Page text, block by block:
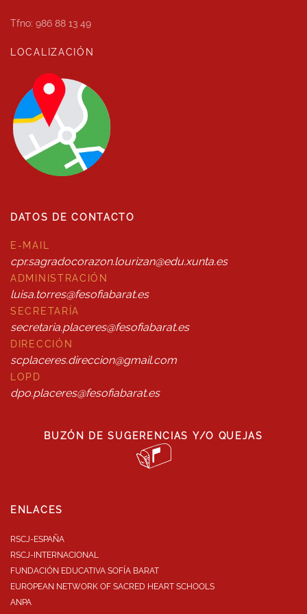
Tfno: 986 88 13 49
LOCALIZACIÓN
DATOS DE CONTACTO
E-MAIL
cpr.sagradocorazon.lourizan@edu.xunta.es
ADMINISTRACIÓN
luisa.torres@fesofiabarat.es
SECRETARÍA
secretaria.placeres@fesofiabarat.es
DIRECCIÓN
scplaceres.direccion@gmail.com
LOPD
dpo.placeres@fesofiabarat.es
BUZÓN DE SUGERENCIAS Y/O QUEJAS
ENLACES
RSCJ-ESPAÑA
RSCJ-INTERNACIONAL
FUNDACIÓN EDUCATIVA SOFÍA BARAT
EUROPEAN NETWORK OF SACRED HEART SCHOOLS
ANPA